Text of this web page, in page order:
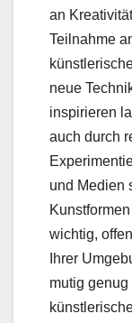
an
Teilnahme
neue
inspirieren
auch durch
und Medien
wichtig,
Ihrer
mutig